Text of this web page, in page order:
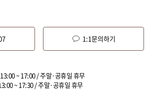
1:1문의하기
~ 17:00 / 주말·공휴일 휴무
~ 17:30 / 주말·공휴일 휴무